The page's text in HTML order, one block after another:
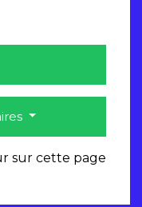
sur cette page